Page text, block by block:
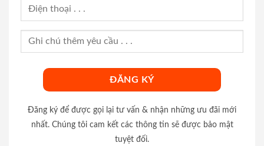
Đăng ký để được gọi lại tư vấn & nhận những ưu đãi mới
nhất. Chúng tôi cam kết các thông tin sẽ được bảo mật
tuyệt đối.